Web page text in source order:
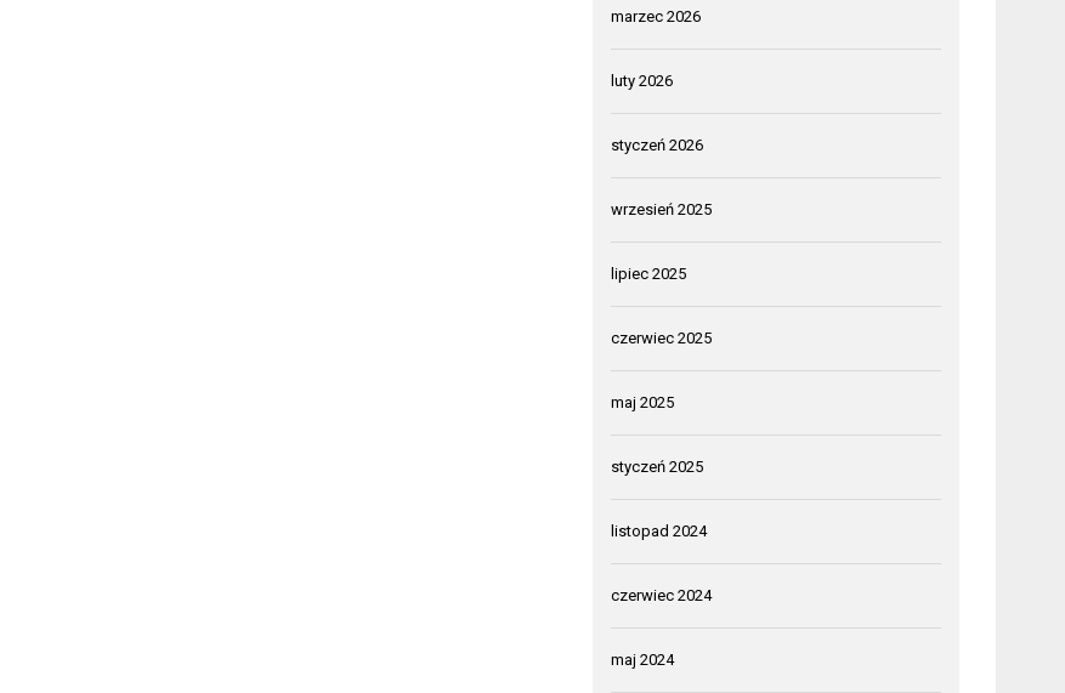
marzec 2026
luty 2026
styczeń 2026
wrzesień 2025
lipiec 2025
czerwiec 2025
maj 2025
styczeń 2025
listopad 2024
czerwiec 2024
maj 2024